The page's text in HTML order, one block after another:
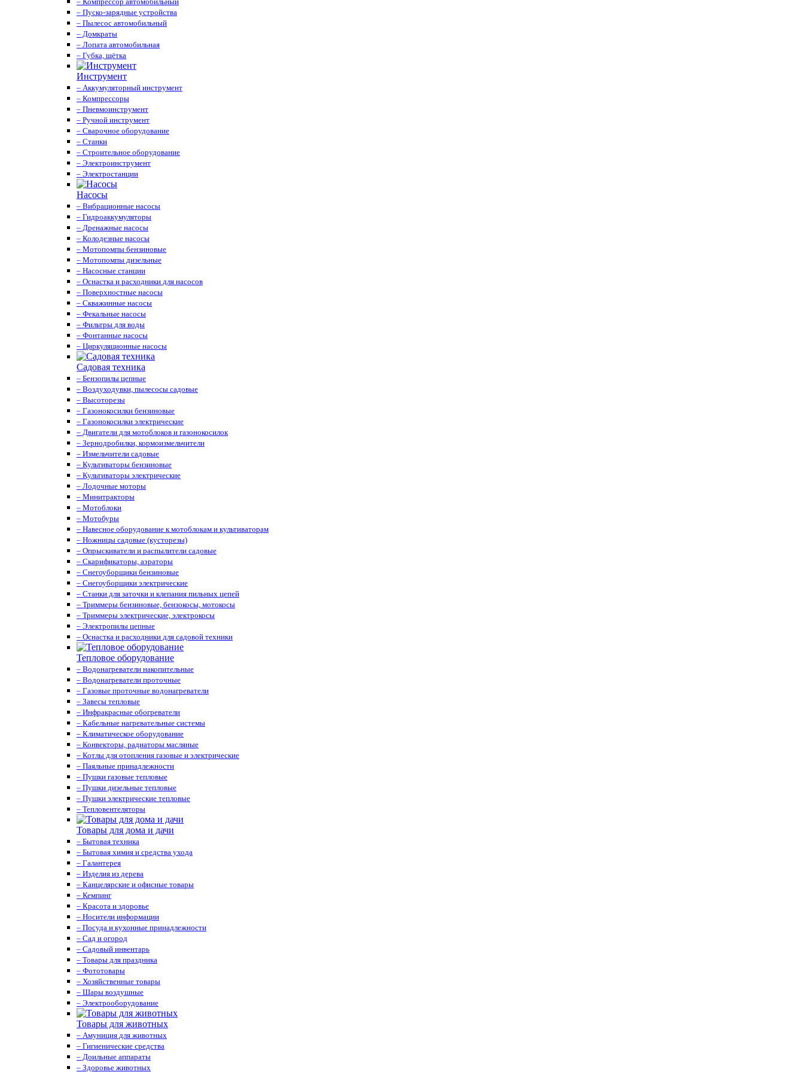
– Пуско-зарядные устройства
– Пылесос автомобильный
– Домкраты
– Лопата автомобильная
– Губка, щётка
Инструмент
– Аккумуляторный инструмент
– Компрессоры
– Пневмоинструмент
– Ручной инструмент
– Сварочное оборудование
– Станки
– Строительное оборудование
– Электроинструмент
– Электростанции
Насосы
– Вибрационные насосы
– Гидроаккумуляторы
– Дренажные насосы
– Колодезные насосы
– Мотопомпы бензиновые
– Мотопомпы дизельные
– Насосные станции
– Оснастка и расходники для насосов
– Поверхностные насосы
– Скважинные насосы
– Фекальные насосы
– Фильтры для воды
– Фонтанные насосы
– Циркуляционные насосы
Садовая техника
– Бензопилы цепные
– Воздуходувки, пылесосы садовые
– Высоторезы
– Газонокосилки бензиновые
– Газонокосилки электрические
– Двигатели для мотоблоков и газонокосилок
– Зернодробилки, кормоизмельчители
– Измельчители садовые
– Культиваторы бензиновые
– Культиваторы электрические
– Лодочные моторы
– Минитракторы
– Мотоблоки
– Мотобуры
– Навесное оборудование к мотоблокам и культиваторам
– Ножницы садовые (кусторезы)
– Опрыскиватели и распылители садовые
– Скарификаторы, аэраторы
– Снегоуборщики бензиновые
– Снегоуборщики электрические
– Станки для заточки и клепания пильных цепей
– Триммеры бензиновые, бензокосы, мотокосы
– Триммеры электрические, электрокосы
– Электропилы цепные
– Оснастка и расходники для садовой техники
Тепловое оборудование
– Водонагреватели накопительные
– Водонагреватели проточные
– Газовые проточные водонагреватели
– Завесы тепловые
– Инфракрасные обогреватели
– Кабельные нагревательные системы
– Климатическое оборудование
– Конвекторы, радиаторы масляные
– Котлы для отопления газовые и электрические
– Паяльные принадлежности
– Пушки газовые тепловые
– Пушки дизельные тепловые
– Пушки электрические тепловые
– Тепловентеляторы
Товары для дома и дачи
– Бытовая техника
– Бытовая химия и средства ухода
– Галантерея
– Изделия из дерева
– Канцелярские и офисные товары
– Кемпинг
– Красота и здоровье
– Носители информации
– Посуда и кухонные принадлежности
– Сад и огород
– Садовый инвентарь
– Товары для праздника
– Фототовары
– Хозяйственные товары
– Шары воздушные
– Электрооборудование
Товары для животных
– Амуниция для животных
– Гигиенические средства
– Доильные аппараты
– Здоровье животных